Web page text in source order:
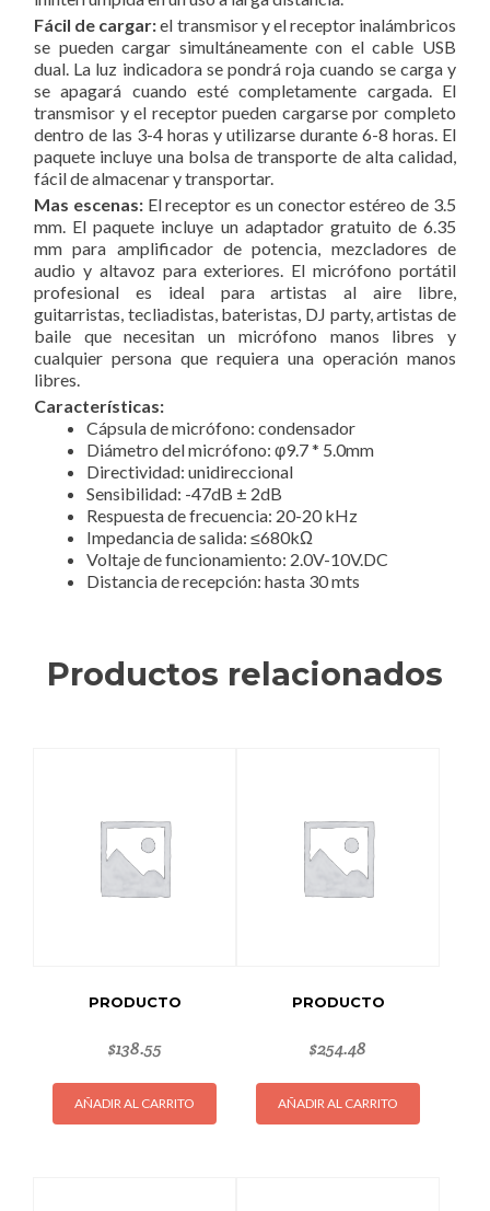
Fácil de cargar:el transmisor y el receptor inalámbricos
se pueden cargar simultáneamente con el cable USB
dual. La luz indicadora se pondrá roja cuando se carga y
se apagará cuando esté completamente cargada. El
transmisor y el receptor pueden cargarse por completo
dentro de las 3-4 horas y utilizarse durante 6-8 horas. El
paquete incluye una bolsa de transporte de alta calidad,
fácil de almacenar y transportar.
Mas escenas:El receptor es un conector estéreo de 3.5
mm. El paquete incluye un adaptador gratuito de 6.35
mm para amplificador de potencia, mezcladores de
audio y altavoz para exteriores. El micrófono portátil
profesional es ideal para artistas al aire libre,
guitarristas, tecliadistas, bateristas, DJ party, artistas de
baile que necesitan un micrófono manos libres y
cualquier persona que requiera una operación manos
libres.
Características:
Cápsula de micrófono: condensador
Diámetro del micrófono: φ9.7 * 5.0mm
Directividad: unidireccional
Sensibilidad: -47dB ± 2dB
Respuesta de frecuencia: 20-20 kHz
Impedancia de salida: ≤680kΩ
Voltaje de funcionamiento: 2.0V-10V.DC
Distancia de recepción: hasta 30 mts
Productos relacionados
PRODUCTO
$138.55
AÑADIR AL CARRITO
PRODUCTO
$254.48
AÑADIR AL CARRITO